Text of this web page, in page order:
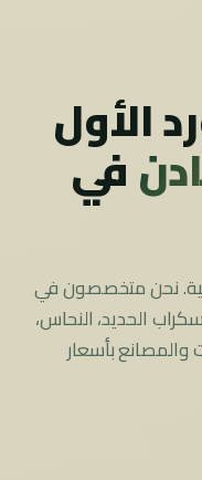
الأول
في
نحن متخصصون في
الحديد، النحاس،
والمصانع بأسعار